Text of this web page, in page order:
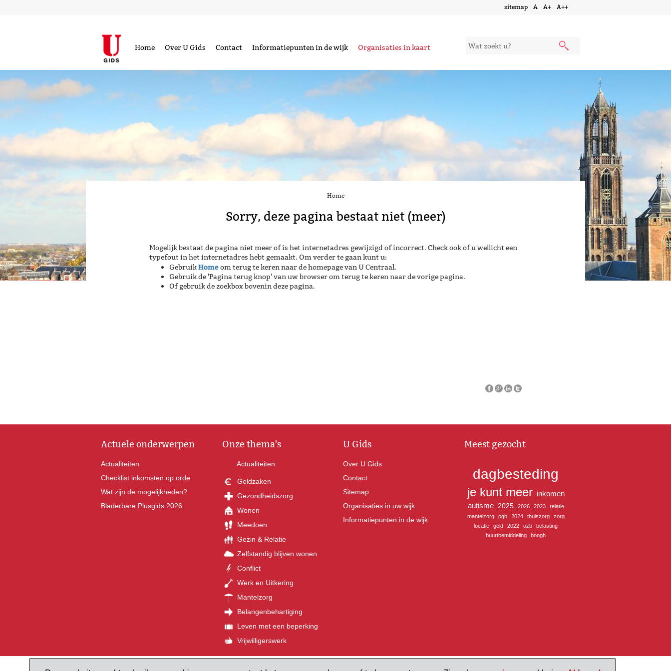
sitemap A A+ A++
Home Over U Gids Contact Informatiepunten in de wijk Organisaties in kaart
Home
Sorry, deze pagina bestaat niet (meer)
Mogelijk bestaat de pagina niet meer of is het internetadres gewijzigd of incorrect. Check ook of u wellicht een
typefout in het internetadres hebt gemaakt. Om verder te gaan kunt u:
GebruikHomeom terug te keren naar de homepage van U Centraal.
Gebruik de 'Pagina terug knop' van uw browser om terug te keren naar de vorige pagina.
Of gebruik de zoekbox bovenin deze pagina.
Actuele onderwerpen
Actualiteiten
Checklist inkomsten op orde
Wat zijn de mogelijkheden?
Bladerbare Plusgids 2026
Onze thema's
Actualiteiten
Geldzaken
Gezondheidszorg
Wonen
Meedoen
Gezin & Relatie
Zelfstandig blijven wonen
Conflict
Werk en Uitkering
Mantelzorg
Belangenbehartiging
Leven met een beperking
Vrijwilligerswerk
U Gids
Over U Gids
Contact
Sitemap
Organisaties in uw wijk
Informatiepunten in de wijk
Meest gezocht
dagbesteding
je kunt meer inkomen
autisme 2025 2026 2023
relatie
mantelzorg
pgb 2024 thuiszorg
zorg
locatie
geld 2022 ozb
belasting
buurtbemiddeling
boogh
Pieterskerkhof 16, 3512 JR Utrecht Tel: 030 236 17 27 ugids@u-centraal.nl